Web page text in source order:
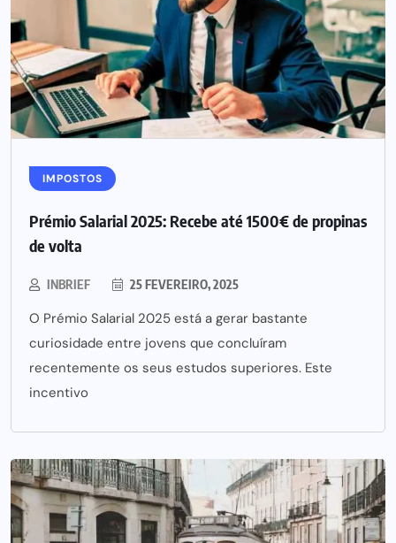
IMPOSTOS
Prémio Salarial 2025: Recebe até 1500€ de propinas
de volta
INBRIEF 25 FEVEREIRO, 2025
O Prémio Salarial 2025 está a gerar bastante
curiosidade entre jovens que concluíram
recentemente os seus estudos superiores. Este
incentivo